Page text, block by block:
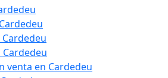
venta en Cardedeu